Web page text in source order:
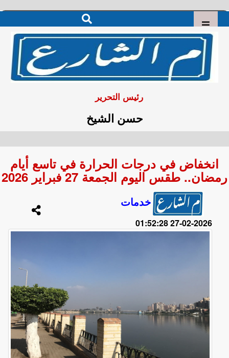
رئيس التحرير
حسن الشيخ
انخفاض في درجات الحرارة في تاسع أيام
رمضان.. طقس اليوم الجمعة 27 فبراير 2026
خدمات
2026-02-27 01:52:28